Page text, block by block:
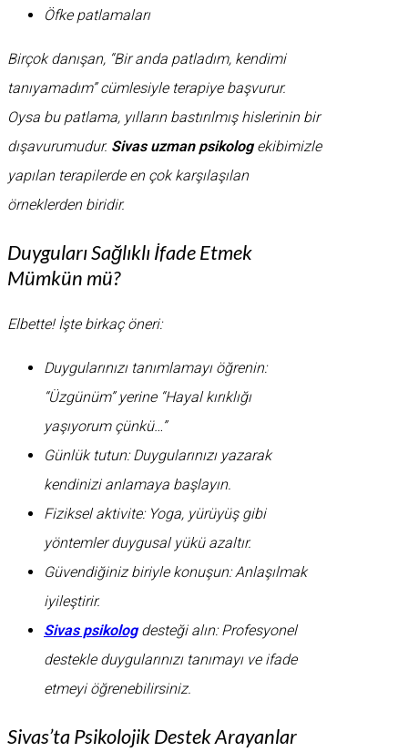
Öfke patlamaları
Birçok danışan, “Bir anda patladım, kendimi
tanıyamadım” cümlesiyle terapiye başvurur.
Oysa bu patlama, yılların bastırılmış hislerinin bir
dışavurumudur. Sivas uzman psikologekibimizle
yapılan terapilerde en çok karşılaşılan
örneklerden biridir.
Duyguları Sağlıklı İfade Etmek
Mümkün mü?
Elbette! İşte birkaç öneri:
Duygularınızı tanımlamayı öğrenin:
“Üzgünüm” yerine “Hayal kırıklığı
yaşıyorum çünkü…”
Günlük tutun: Duygularınızı yazarak
kendinizi anlamaya başlayın.
Fiziksel aktivite: Yoga, yürüyüş gibi
yöntemler duygusal yükü azaltır.
Güvendiğiniz biriyle konuşun: Anlaşılmak
iyileştirir.
Sivas psikologdesteği alın: Profesyonel
destekle duygularınızı tanımayı ve ifade
etmeyi öğrenebilirsiniz.
Sivas’ta Psikolojik Destek Arayanlar